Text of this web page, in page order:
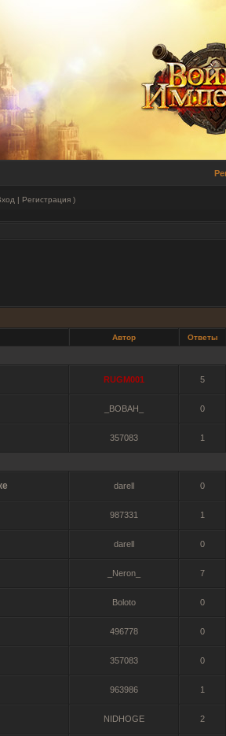
| Регистрация)
Автор Ответы
RUGM001 5
_BOBAH_ 0
357083 1
darell 0
987331 1
darell 0
_Neron_ 7
Boloto 0
496778 0
357083 0
963986 1
NIDHOGE 2